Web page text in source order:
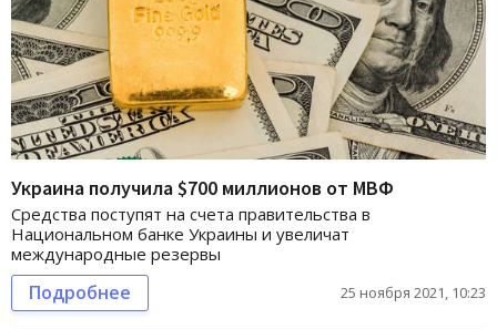
Украина получила $700 миллионов от МВФ
Средства поступят на счета правительства в
Национальном банке Украины и увеличат
международные резервы
Подробнее 25 ноября 2021, 10:23